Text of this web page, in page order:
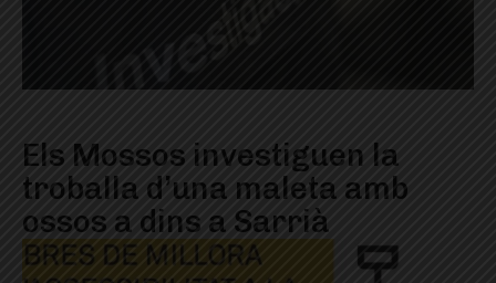
Els Mossos investiguen la
troballa d’una maleta amb
ossos a dins a Sarrià